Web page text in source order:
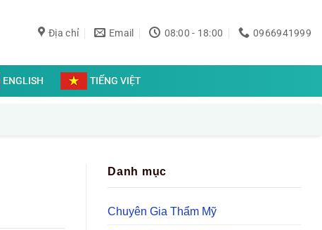
Địa chỉ Email 08:00 - 18:00 0966941999
ENGLISH TIẾNG VIỆT
Danh mục
Chuyên Gia Thẩm Mỹ